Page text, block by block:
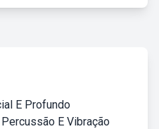
E Profundo
E Vibração